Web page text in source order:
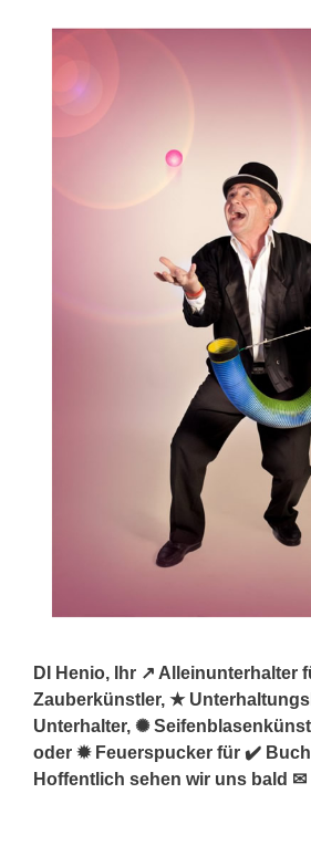
DI Henio, Ihr ↗️ Alleinunterhalter
Zauberkünstler, ★
Unterhalter, ✺
oder ✹ Feuerspucker für ✔️
Hoffentlich sehen wir uns bald